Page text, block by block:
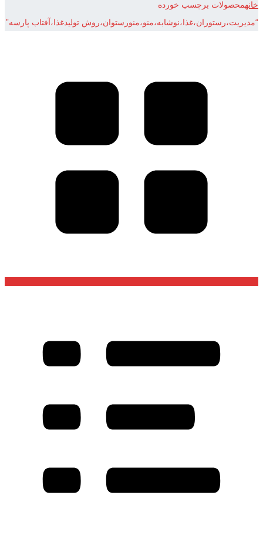
خانهمحصولات برچسب خورده
“مدیریت،رستوران،غذا،نوشابه،منو،منورستوان،روش تولیدغذا،آفتاب پارسه”